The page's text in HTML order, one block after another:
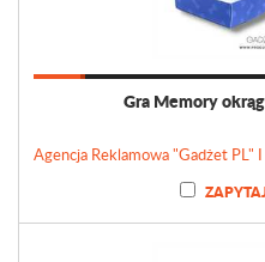
Gra Memory